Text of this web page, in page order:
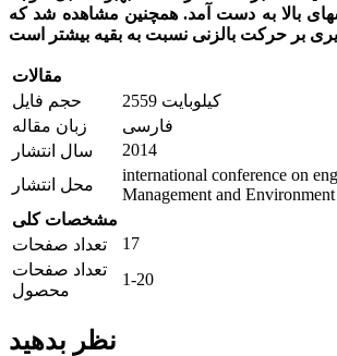
بالا به دست آمد. همچنین مشاهده شد که
بر حرکت بالزنی نسبت
مقالات
حجم فایل
2559 کیلوبایت
زبان مقاله
فارسی
سال انتشار
2014
محل انتشار
international conference on
Management and Environment
مشخصات کلی
تعداد صفحات
17
تعداد صفحات
محصول
1-20
نظر بدهید